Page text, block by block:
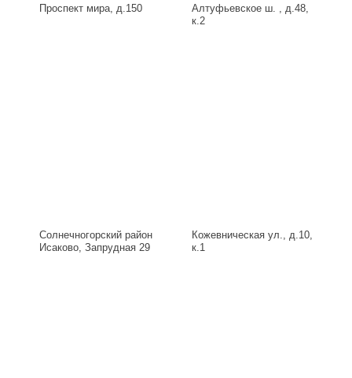
Проспект мира, д.150
Алтуфьевское ш. , д.48,
к.2
Солнечногорский район
Исаково, Запрудная 29
Кожевническая ул., д.10,
к.1